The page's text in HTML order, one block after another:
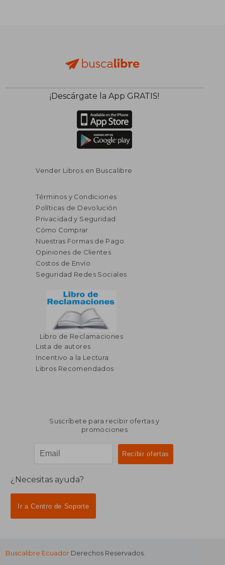
¡Descárgate la App GRATIS!
Vender Libros en Buscalibre
Términos y Condiciones
Políticas de Devolución
Privacidad y Seguridad
Cómo Comprar
Nuestras Formas de Pago
Opiniones de Clientes
Costos de Envío
Seguridad Redes Sociales
Libro de Reclamaciones
Lista de autores
Incentivo a la Lectura
Libros Recomendados
Suscríbete para recibir ofertas y
promociones
¿Necesitas ayuda?
Ir a Centro de Soporte
Buscalibre Ecuador Derechos Reservados.